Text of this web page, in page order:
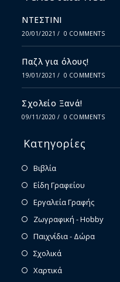
ΝΤΕΣΤΙΝΙ
20/01/2021 / 0 COMMENTS
Παζλ για όλους!
19/01/2021 / 0 COMMENTS
Σχολείο Ξανά!
09/11/2020 / 0 COMMENTS
Κατηγορίες
Βιβλία
Είδη Γραφείου
Εργαλεία Γραφής
Ζωγραφική - Hobby
Παιχνίδια - Δώρα
Σχολικά
Χαρτικά